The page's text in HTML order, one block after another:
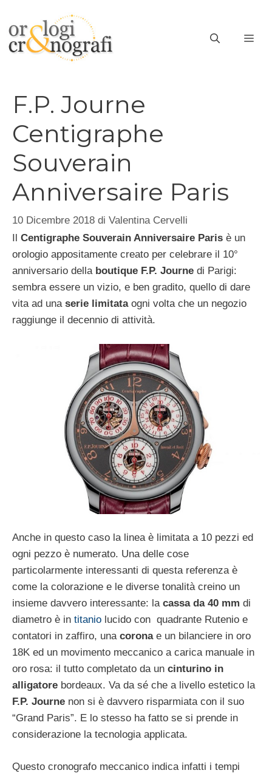
contenuto
F.P. Journe
Centigraphe
Souverain
Anniversaire Paris
10 Dicembre 2018 di Valentina Cervelli
Il Centigraphe Souverain Anniversaire Paris è un
orologio appositamente creato per celebrare il 10°
anniversario della boutique F.P. Journe di Parigi:
sembra essere un vizio, e ben gradito, quello di dare
vita ad una serie limitataogni volta che un negozio
raggiunge il decennio di attività.
Anche in questo caso la linea è limitata a 10 pezzi ed
ogni pezzo è numerato. Una delle cose
particolarmente interessanti di questa referenza è
come la colorazione e le diverse tonalità creino un
insieme davvero interessante: la cassa da 40 mm di
diametro è in titanio lucido con quadrante Rutenio e
contatori in zaffiro, una coronae un bilanciere in oro
18K ed un movimento meccanico a carica manuale in
oro rosa: il tutto completato da un cinturino in
alligatore bordeaux. Va da sé che a livello estetico la
F.P. Journe non si è davvero risparmiata con il suo
“Grand Paris”. E lo stesso ha fatto se si prende in
considerazione la tecnologia applicata.
Questo cronografo meccanico indica infatti i tempi